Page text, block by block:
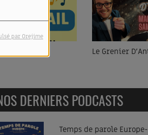
par Orejime
Meet Musique
DERNIERS PODCASTS
Temps de parole Europe-